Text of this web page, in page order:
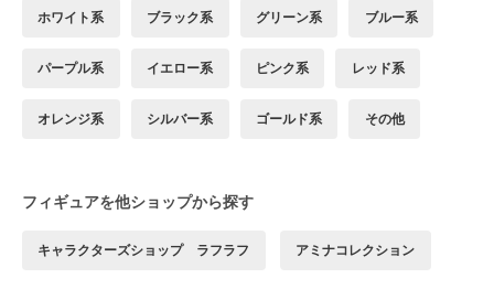
ホワイト系 ブラック系 グリーン系 ブルー系
パープル系 イエロー系 ピンク系 レッド系
オレンジ系 シルバー系 ゴールド系 その他
フィギュアを他ショップから探す
キャラクターズショップ ラフラフ アミナコレクション